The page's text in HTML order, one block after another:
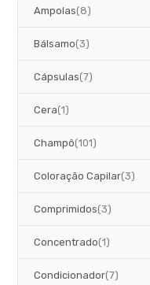
Ampolas 8
artigos
Bálsamo 3
artigos
Cápsulas 7
artigos
Cera 1
artigo
Champô 101
artigos
Coloração Capilar 3
artigos
Comprimidos 3
artigos
Concentrado 1
artigo
Condicionador 7
artigos